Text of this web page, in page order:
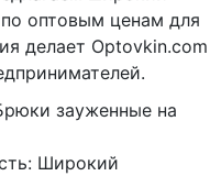
оптовым ценам для
делает Optovkin.com
зауженные на
Широкий